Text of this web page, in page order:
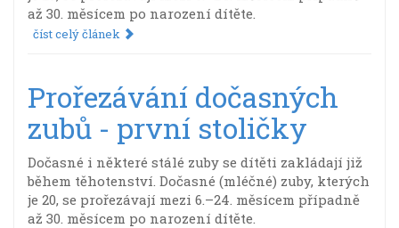
až 30. měsícem po narození dítěte.
číst celý článek
Prořezávání dočasných
zubů - první stoličky
Dočasné i některé stálé zuby se dítěti zakládají již
během těhotenství. Dočasné (mléčné) zuby, kterých
je 20, se prořezávají mezi 6.–24. měsícem případně
až 30. měsícem po narození dítěte.